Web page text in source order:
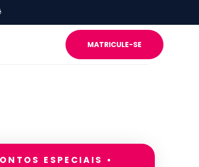
MATRICULE-SE
ESPECIAIS •